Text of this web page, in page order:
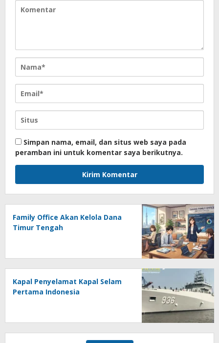
Simpan nama, email, dan situs web saya pada
peramban ini untuk komentar saya berikutnya.
Family Office Akan Kelola Dana
Timur Tengah
Kapal Penyelamat Kapal Selam
Pertama Indonesia